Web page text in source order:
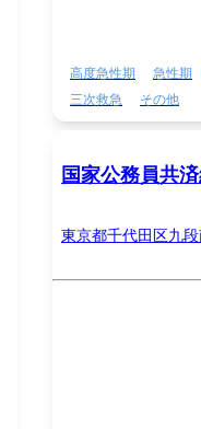
高度急性期 急性期
三次救急
その他
国家公務員共
東京都千代田区九